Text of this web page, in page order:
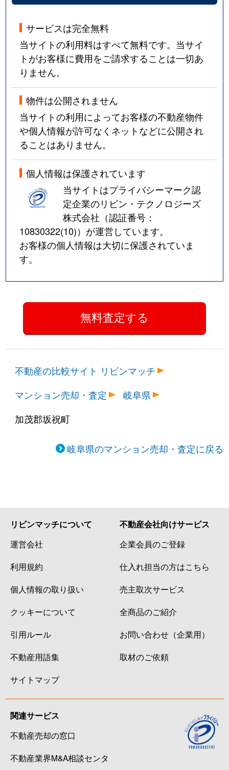
サービスは完全無料
当サイトの利用料はすべて無料です。当サイ
トがお客様に費用をご請求することは一切あ
りません。
物件は公開されません
当サイトの利用によってお客様の不動産物件
や個人情報が許可なくネットなどに公開され
ることはありません。
個人情報は保護されています
当サイトはプライバシーマーク認
定企業のリビン・テクノロジーズ
株式会社（認証番号：
10830322(10)）が運営しています。
お客様の個人情報は大切に保護されていま
す。
不動産の比較サイト リビンマッチ
マンション売却・査定
岐阜県
加茂郡坂祝町
岐阜県のマンション売却・査定に戻る
リビンマッチについて
運営会社
利用規約
個人情報の取り扱い
クッキーについて
引用ルール
不動産用語集
サイトマップ
不動産会社向けサービス
企業会員のご登録
仕入れ担当の方はこちら
売主取次サービス
全商品のご紹介
お問い合わせ（企業用）
取材のご依頼
関連サービス
不動産売却の窓口
不動産業界M&A相談センタ